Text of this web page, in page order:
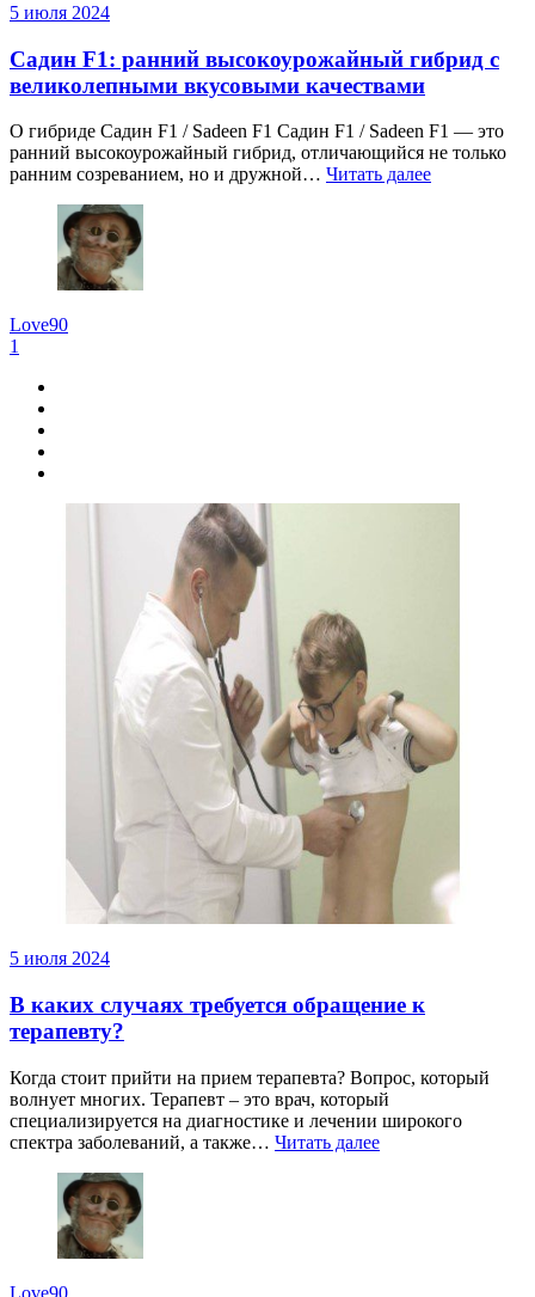
5 июля 2024
Садин F1: ранний высокоурожайный гибрид с
великолепными вкусовыми качествами
О гибриде Садин F1 / Sadeen F1 Садин F1 / Sadeen F1 — это
ранний высокоурожайный гибрид, отличающийся не только
ранним созреванием, но и дружной… Читать далее
Love90
1
5 июля 2024
В каких случаях требуется обращение к
терапевту?
Когда стоит прийти на прием терапевта? Вопрос, который
волнует многих. Терапевт – это врач, который
специализируется на диагностике и лечении широкого
спектра заболеваний, а также… Читать далее
Love90